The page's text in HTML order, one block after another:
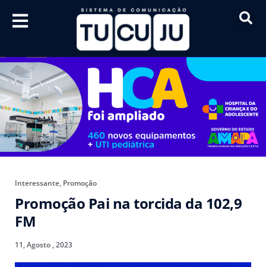
Interessante, Promoção
Promoção Pai na torcida da 102,9
FM
11, Agosto , 2023